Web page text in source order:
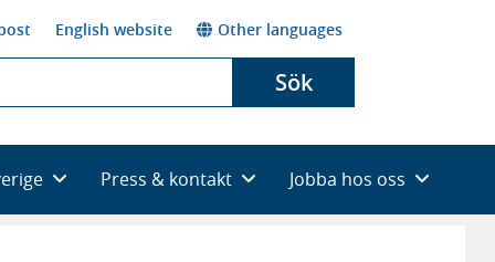
English website Other languages
Sök
Press & kontakt Jobba hos oss